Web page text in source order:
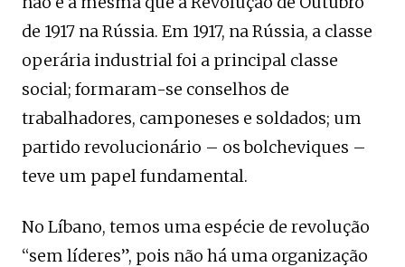
de 1917 na Rússia. Em 1917, na Rússia, a classe
operária industrial foi a principal classe
social; formaram-se conselhos de
trabalhadores, camponeses e soldados; um
partido revolucionário – os bolcheviques –
teve um papel fundamental.
No Líbano, temos uma espécie de revolução
“sem líderes”, pois não há uma organização